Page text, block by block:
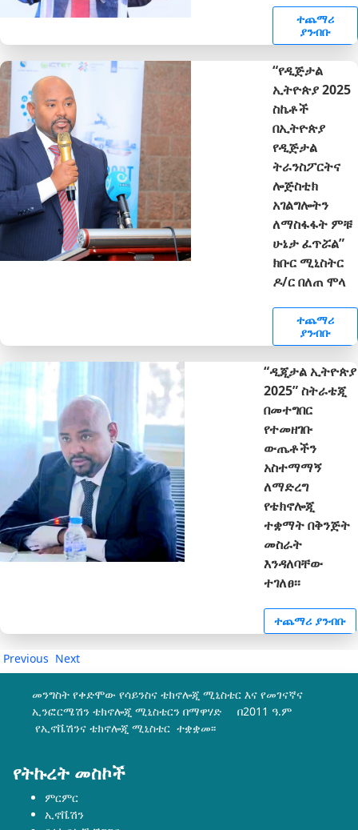
ተጨማሪ
ያንብቡ
“የዲጅታል
ኢትዮጵያ 2025
ስኬቶች
በኢትዮጵያ
የዲጅታል
ትራንስፖርትና
ሎጅስቲክ
አገልግሎትን
ለማስፋፋት ምቹ
ሁኔታ ፈጥሯል”
ክቡር ሚኒስትር
ዶ/ር በለጠ ሞላ
ተጨማሪ
ያንብቡ
“ዲጂታል ኢትዮጵያ
2025” ስትራቴጂ
በመተግበር
የተመዘገቡ
ውጤቶችን
አስተማማኝ
ለማድረግ
የቴክኖሎጂ
ተቋማት በቅንጅት
መስራት
እንዳለባቸው
ተገለፀ፡፡
ተጨማሪ ያንብቡ
Previous Next
መንግስት የቀድሞው የሳይንስና ቴክኖሎጂ ሚኒስቴር እና የመገናኛና
ኢንፎርሜሽን ቴክኖሎጂ ሚኒስቴርን በማዋሃድ በ2011 ዓ.ም
የኢኖቬሽንና ቴክኖሎጂ ሚኒስቴር ተቋቋመ፡፡
የትኩረት መስኮች
ምርምር
ኢኖቬሽን